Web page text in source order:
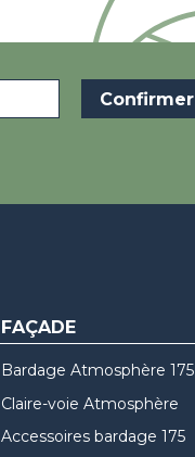
FAÇADE
Bardage Atmosphère 175
Claire-voie Atmosphère
Accessoires bardage 175